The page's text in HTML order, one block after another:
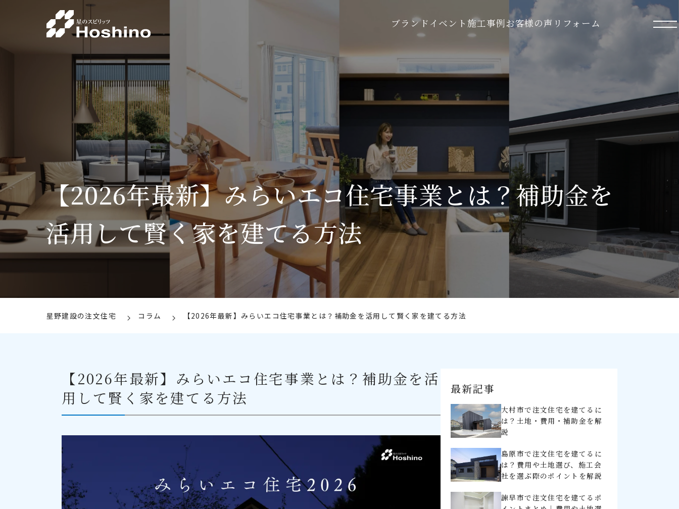
ブランド イベント施工事例お客様の声 リフォーム
【2026年最新】みらいエコ住宅事業とは？補助金を
活用して賢く家を建てる方法
星野建設の注文住宅 コラム 【2026年最新】みらいエコ住宅事業とは？補助金を活用して賢く家を建てる方法
【2026年最新】みらいエコ住宅事業とは？補助金を活
用して賢く家を建てる方法
最新記事
大村市で注文住宅を建てるに
は？土地・費用・補助金を解
説
島原市で注文住宅を建てるに
は？費用や土地選び、施工会
社を選ぶ際のポイントを解説
諫早市で注文住宅を建てるポ